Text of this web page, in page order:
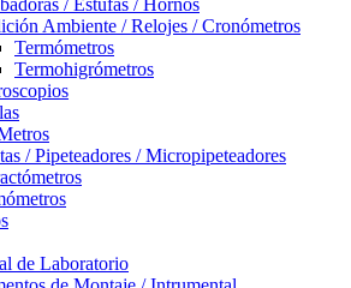
/ Estufas / Hornos
Ambiente / Relojes / Cronómetros
Termómetros
Termohigrómetros
/ Pipeteadores / Micropipeteadores
de Laboratorio